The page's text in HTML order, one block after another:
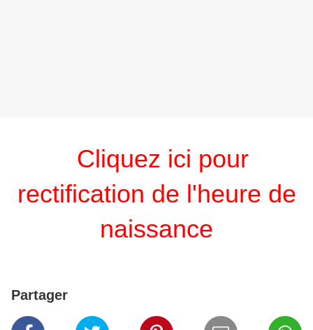
Cliquez ici pour
rectification de l'heure de
naissance
Partager